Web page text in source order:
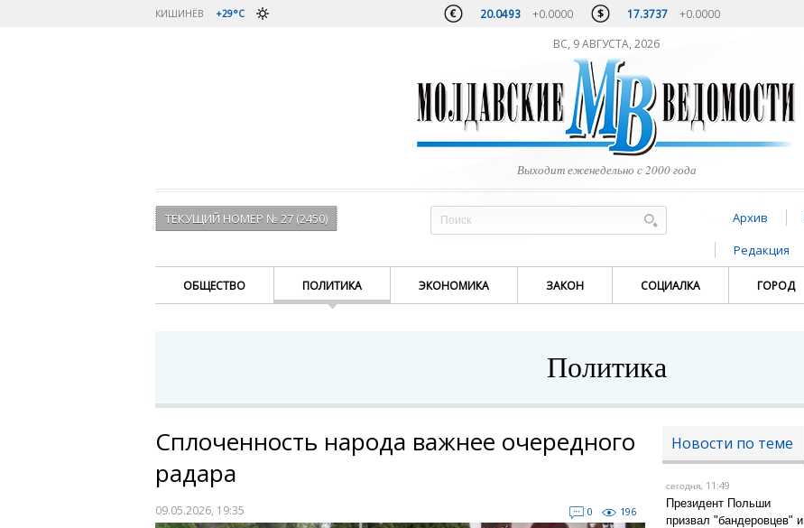
КИШИНЁВ +29°C 20.0493 +0.0000 17.3737 +0.0000
ВС, 9 АВГУСТА, 2026
Выходит еженедельно с 2000 года
ТЕКУЩИЙ НОМЕР № 27 (2450) Архив
Редакция
ОБЩЕСТВО ПОЛИТИКА ЭКОНОМИКА ЗАКОН СОЦИАЛКА ГОРОД
Политика
Сплоченность народа важнее очередного
радара
09.05.2026, 19:35 0 196
Новости по теме
сегодня, 11:49
Президент Польши
призвал "бандеровцев" и